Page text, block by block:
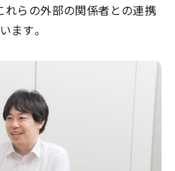
れらの外部の関係者との連携
ます。